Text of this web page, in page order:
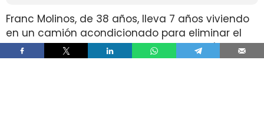
Franc Molinos, de 38 años, lleva 7 años viviendo
en un camión acondicionado para eliminar el
alquiler y recortar sus gastos fijos. El vehículo
incorpora cocina, dormitorio, espacio de